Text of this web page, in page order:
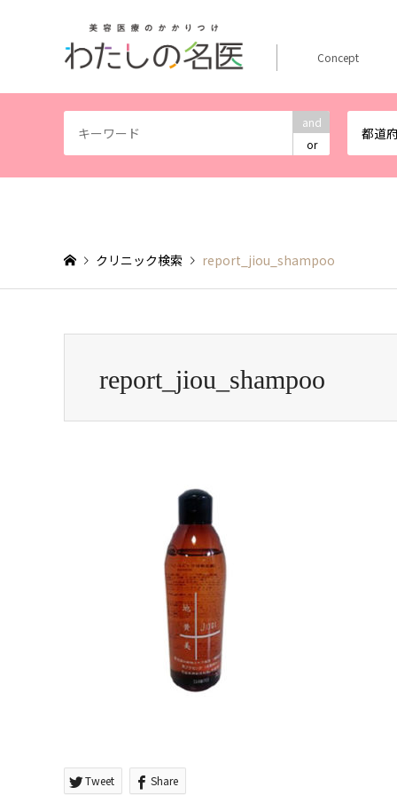
and
or
都道
Concept
クリニック検索 report_jiou_shampoo
report_jiou_shampoo
Tweet Share